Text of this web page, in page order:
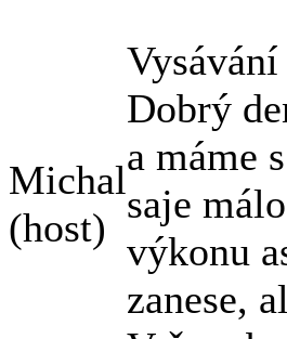
Michal
(host)
Dobrý
a máme
saje
výkonu
zanese,